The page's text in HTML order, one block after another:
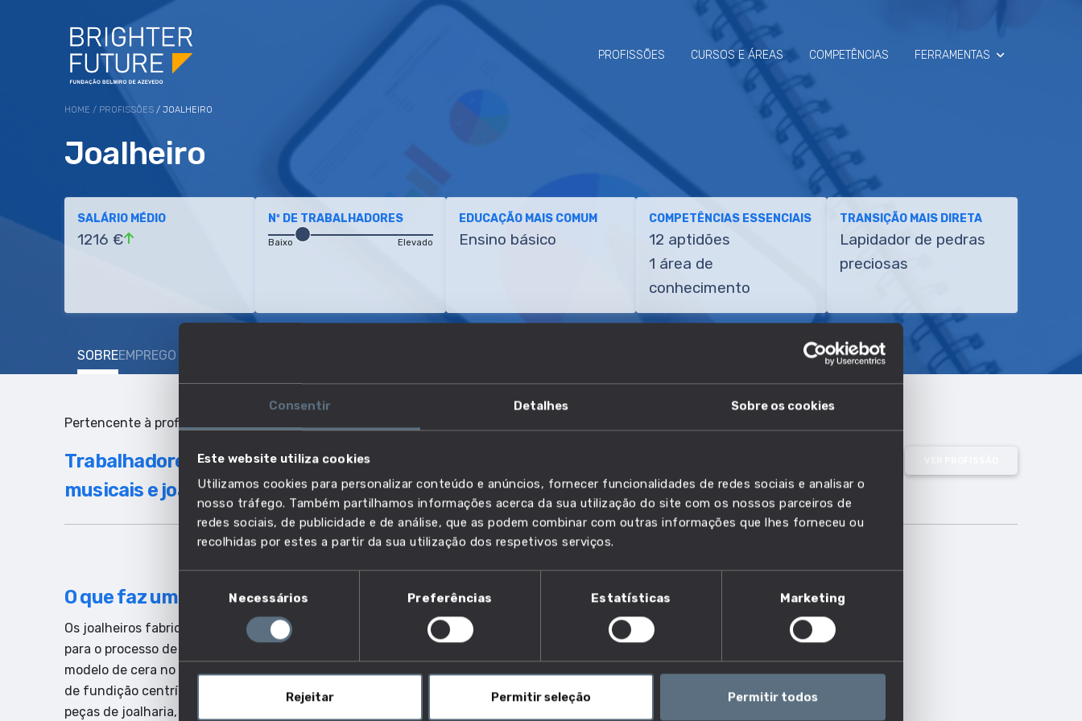
Consentir Detalhes Sobre os cookies
Este website utiliza cookies
Utilizamos cookies para personalizar conteúdo e anúncios, fornecer funcionalidades de redes sociais e analisar o
nosso tráfego. Também partilhamos informações acerca da sua utilização do site com os nossos parceiros de
redes sociais, de publicidade e de análise, que as podem combinar com outras informações que lhes forneceu ou
recolhidas por estes a partir da sua utilização dos respetivos serviços.
consentimento
Necessários Preferências Estatísticas Marketing
Rejeitar Permitir seleção Permitir todos
PROFISSÕES CURSOS E ÁREAS COMPETÊNCIAS FERRAMENTAS
HOME / PROFISSÕES / JOALHEIRO
Joalheiro
SALÁRIO MÉDIO
1216 €
Nº DE TRABALHADORES
Baixo Elevado
EDUCAÇÃO MAIS COMUM
Ensino básico
COMPETÊNCIAS ESSENCIAIS
12 aptidões
1 área de
conhecimento
TRANSIÇÃO MAIS DIRETA
Lapidador de pedras
preciosas
SOBREEMPREGO E SALÁRIO
Pertencente à profissão:
Trabalhadores qualificados do fabrico de instrumentos de precisão ou
musicais e joalheiros
O que faz um joalheiro?
Os joalheiros fabricam e reparam artigos de joalharia. Criam modelos a partir de cera ou metal, prontos
para o processo de fundição por cera perdida. Podem empreender o processo de fundição (colocar o
modelo de cera no anel de fundição, criar moldes, verter metal derretido no molde, ou operar a máquina
de fundição centrífuga para fundir o artigo). Os joalheiros também cortam, serram, limam e soldam
peças de joalharia, utilizando um maçarico para soldadura, ferramentas de entalhar e manuais, e pulem